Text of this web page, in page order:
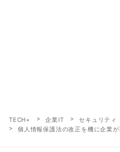
TECH+ 企業IT
セキュリティ
個人情報保護法の改正を機に企業